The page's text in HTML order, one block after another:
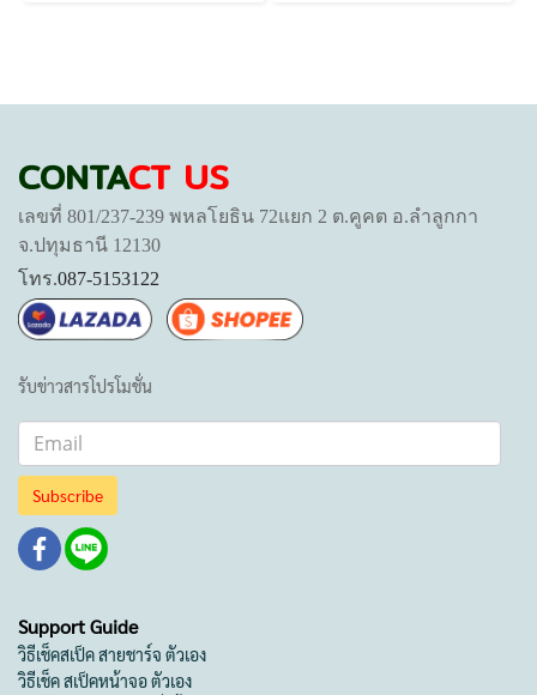
CONTACT US
เลขที่ 801/237-239 พหลโยธิน 72แยก 2 ต.คูคต อ.ลำลูกกา
จ.ปทุมธานี 12130
โทร.087-5153122
รับข่าวสารโปรโมชั่น
Subscribe
Support Guide
วิธีเช็คสเป็ค สายชาร์จ ตัวเอง
วิธีเช็ค สเป็คหน้าจอ ตัวเอง